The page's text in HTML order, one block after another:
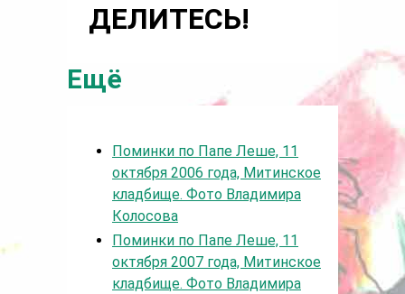
ДЕЛИТЕСЬ!
Ещё
Поминки по Папе Леше, 11
октября 2006 года, Митинское
кладбище. Фото Владимира
Колосова
Поминки по Папе Леше, 11
октября 2007 года, Митинское
кладбище. Фото Владимира